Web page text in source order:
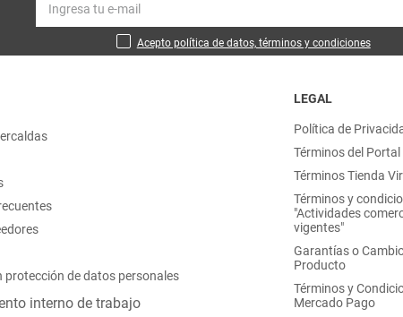
Acepto política de datos, términos y condiciones
protección de datos personales
interno de trabajo
LEGAL
Política de
Términos del Portal
Términos Tienda
Términos y
"Actividades
vigentes"
Garantías o
Producto
Términos y
Mercado Pago